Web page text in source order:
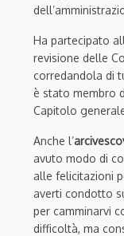
Ha partecipato
revisione delle
corredandola di
è stato membro
Capitolo
Anche l’
avuto modo di
alle felicitazioni
averti condotto
per camminarvi
difficoltà, ma